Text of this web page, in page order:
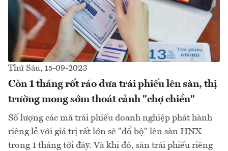
Thứ Sáu, 15-09-2023
Còn 1 tháng rốt ráo đưa trái phiếu lên sàn, thị
trường mong sớm thoát cảnh "chợ chiều"
Số lượng các mã trái phiếu doanh nghiệp phát hành
riêng lẻ với giá trị rất lớn sẽ "đổ bộ" lên sàn HNX
trong 1 tháng tới đây. Và khi đó, sàn trái phiếu riêng